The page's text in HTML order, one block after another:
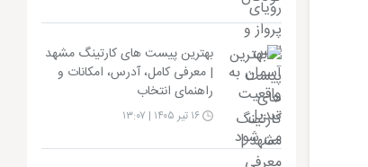
بهترین پیست های کارتینگ مشهد
| معرفی کامل، آدرس، امکانات و
راهنمای انتخاب
۱۶ تیر ۱۴۰۵ | ۱۳:۰۷